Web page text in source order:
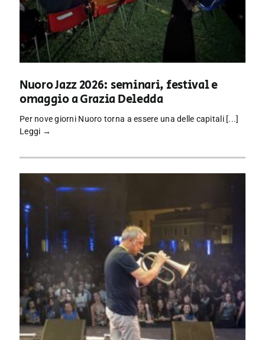
Nuoro Jazz 2026: seminari, festival e
omaggio a Grazia Deledda
Per nove giorni Nuoro torna a essere una delle capitali [...]
Leggi →